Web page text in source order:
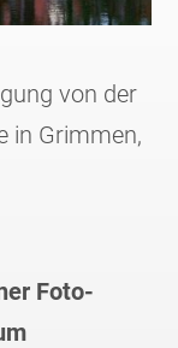
von der
in Grimmen,
Foto-